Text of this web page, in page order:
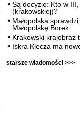
Są decyzje: Kto w III,
(krakowskiej)?
Małopolska sprawdzi
Małopolskę Borek
Krakowski krajobraz
Iskra Klecza ma
starsze wiadomości >>>